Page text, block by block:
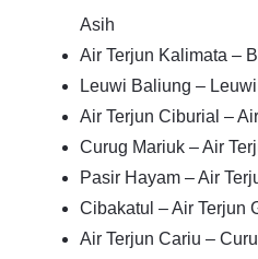
Asih
Air Terjun Kalimata –
Leuwi Baliung –
Air Terjun Ciburial –
Curug Mariuk – Air
Pasir Hayam – Air
Cibakatul – Air Terjun
Air Terjun Cariu –